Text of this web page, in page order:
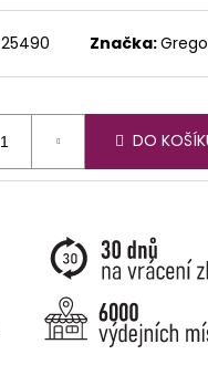
25490 Značka:
DO